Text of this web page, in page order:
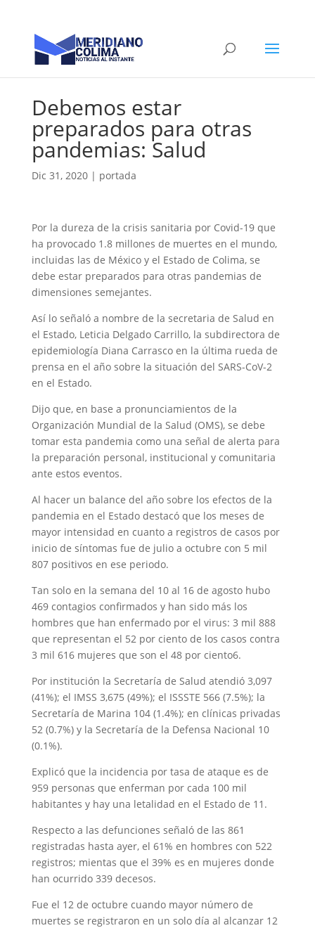
Debemos estar
preparados para otras
pandemias: Salud
Dic 31, 2020| portada
Por la dureza de la crisis sanitaria por Covid-19 que
ha provocado 1.8 millones de muertes en el mundo,
incluidas las de México y el Estado de Colima, se
debe estar preparados para otras pandemias de
dimensiones semejantes.
Así lo señaló a nombre de la secretaria de Salud en
el Estado, Leticia Delgado Carrillo, la subdirectora de
epidemiología Diana Carrasco en la última rueda de
prensa en el año sobre la situación del SARS-CoV-2
en el Estado.
Dijo que, en base a pronunciamientos de la
Organización Mundial de la Salud (OMS), se debe
tomar esta pandemia como una señal de alerta para
la preparación personal, institucional y comunitaria
ante estos eventos.
Al hacer un balance del año sobre los efectos de la
pandemia en el Estado destacó que los meses de
mayor intensidad en cuanto a registros de casos por
inicio de síntomas fue de julio a octubre con 5 mil
807 positivos en ese periodo.
Tan solo en la semana del 10 al 16 de agosto hubo
469 contagios confirmados y han sido más los
hombres que han enfermado por el virus: 3 mil 888
que representan el 52 por ciento de los casos contra
3 mil 616 mujeres que son el 48 por ciento6.
Por institución la Secretaría de Salud atendió 3,097
(41%); el IMSS 3,675 (49%); el ISSSTE 566 (7.5%); la
Secretaría de Marina 104 (1.4%); en clínicas privadas
52 (0.7%) y la Secretaría de la Defensa Nacional 10
(0.1%).
Explicó que la incidencia por tasa de ataque es de
959 personas que enferman por cada 100 mil
habitantes y hay una letalidad en el Estado de 11.
Respecto a las defunciones señaló de las 861
registradas hasta ayer, el 61% en hombres con 522
registros; mientas que el 39% es en mujeres donde
han ocurrido 339 decesos.
Fue el 12 de octubre cuando mayor número de
muertes se registraron en un solo día al alcanzar 12